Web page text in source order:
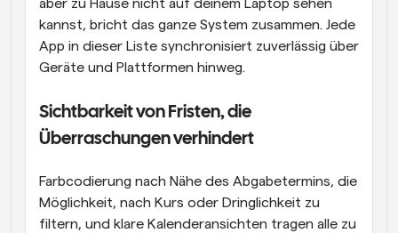
aber zu Hause nicht auf deinem Laptop sehen
kannst, bricht das ganze System zusammen. Jede
App in dieser Liste synchronisiert zuverlässig über
Geräte und Plattformen hinweg.
Sichtbarkeit von Fristen, die
Überraschungen verhindert
Farbcodierung nach Nähe des Abgabetermins, die
Möglichkeit, nach Kurs oder Dringlichkeit zu
filtern, und klare Kalenderansichten tragen alle zu